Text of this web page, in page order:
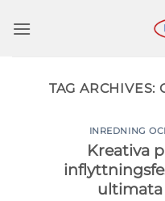
till
TAG ARCHIVES:
INREDNING
Kreativa